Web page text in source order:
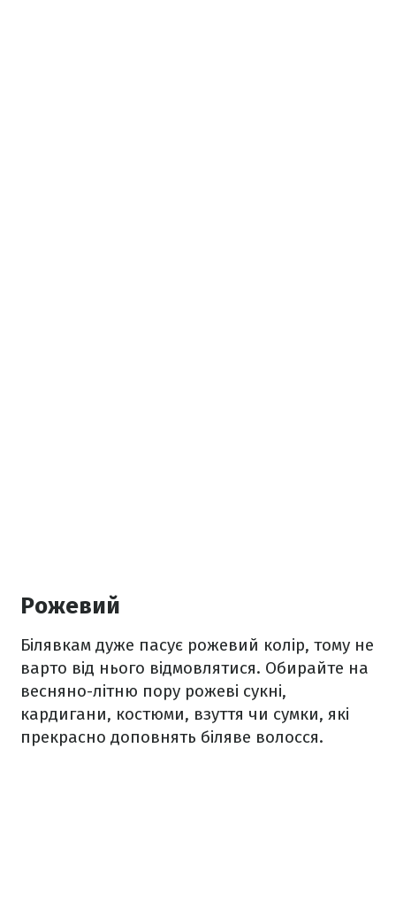
Рожевий
Білявкам дуже пасує рожевий колір, тому не
варто від нього відмовлятися. Обирайте на
весняно-літню пору рожеві сукні,
кардигани, костюми, взуття чи сумки, які
прекрасно доповнять біляве волосся.